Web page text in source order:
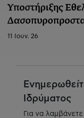
Υποστήριξης
11 Ιουν. 26
Ιδρύματος
Για να